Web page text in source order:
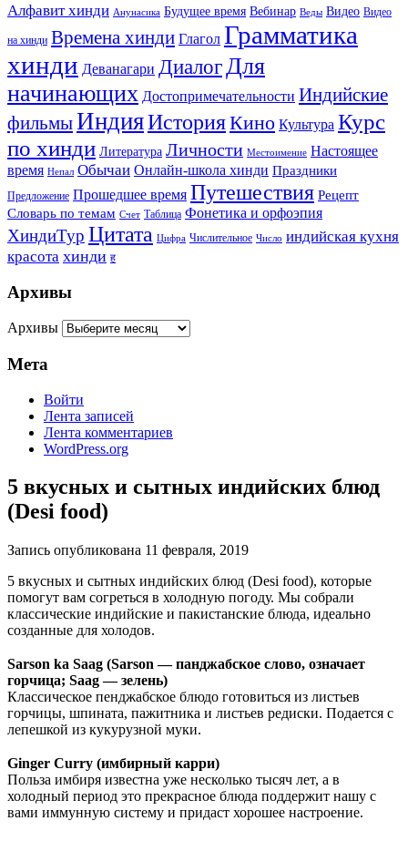
Алфавит хинди Анунасика Будущее время Вебинар Веды Видео Видео
на хинди Времена хинди Глагол Грамматика
хинди Деванагари Диалог Для
начинающих Достопримечательности Индийские
фильмыИндияИсторияКино Культура Курс
по хинди Литература Личности Местоимение Настоящее
время Непал Обычаи Онлайн-школа хинди Праздники
Предложение Прошедшее время Путешествия Рецепт
Словарь по темам Счет Таблица Фонетика и орфоэпия
ХиндиТур Цитата Цифра Числительное Число индийская кухня
красота хинди ह
Архивы
Архивы
Мета
Войти
Лента записей
Лента комментариев
WordPress.org
5 вкусных и сытных индийских блюд
(Desi food)
Запись опубликована 11 февраля, 2019
5 вкусных и сытных индийских блюд (Desi food), которые
помогут вам согреться в холодную погоду. Мы собрали
классические индийские и пакистанские блюда, идеально
созданные для холодов.
Sarson ka Saag (Sarson — панджабское слово, означает
горчица; Saag — зелень)
Классическое пенджабское блюдо готовиться из листьев
горчицы, шпината, пажитника и листьев редиски. Подается с
лепешкой из кукурузной муки.
Ginger Curry (имбирный карри)
Польза имбиря известна уже несколько тысяч лет, а в
холодный период это прекрасное блюда поддержит нашу с
вами иммунную систему и придаст хорошее настроение.